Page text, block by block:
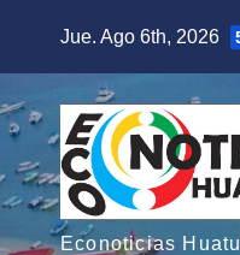
Jue. Ago 6th, 2026
Econoticias